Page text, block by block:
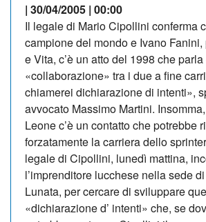
| 30/04/2005 | 00:00
Il legale di Mario Cipollini conferma
campione del mondo e Ivano
e Vita, c’è un atto del 1998 che parla
«collaborazione» tra i due a fine
chiamerei dichiarazione di intenti»,
avvocato Massimo Martini.
Leone c’è un contatto che potrebbe
forzatamente la carriera dello
legale di Cipollini, lunedì mattina,
l’imprenditore lucchese nella sede
Lunata, per cercare di sviluppare
«dichiarazione d’ intenti» che, se